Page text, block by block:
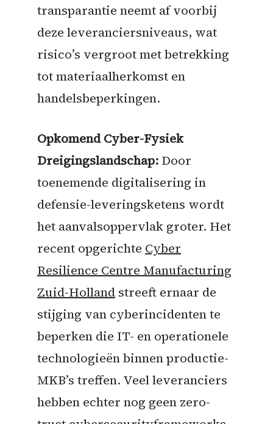
transparantie neemt af voorbij
deze leveranciersniveaus, wat
risico’s vergroot met betrekking
tot materiaalherkomst en
handelsbeperkingen.
Opkomend Cyber-Fysiek
Dreigingslandschap:Door
toenemende digitalisering in
defensie-leveringsketens wordt
het aanvalsoppervlak groter. Het
recent opgerichte Cyber
Resilience Centre Manufacturing
Zuid-Hollandstreeft ernaar de
stijging van cyberincidenten te
beperken die IT- en operationele
technologieën binnen productie-
MKB’s treffen. Veel leveranciers
hebben echter nog geen zero-